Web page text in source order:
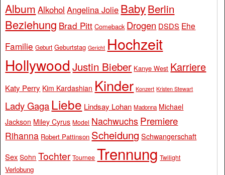
Album Alkohol Angelina Jolie BabyBerlin
Beziehung Brad Pitt Comeback Drogen DSDS Ehe
Familie Geburt Geburtstag Gericht Hochzeit
Hollywood Justin Bieber Kanye West Karriere
Katy Perry Kim Kardashian Kinder Konzert Kristen Stewart
Lady Gaga Liebe Lindsay Lohan Madonna Michael
Jackson Miley Cyrus Model Nachwuchs Premiere
Rihanna Robert Pattinson Scheidung Schwangerschaft
Sex Sohn Tochter Tournee Trennung Twilight
Verlobung